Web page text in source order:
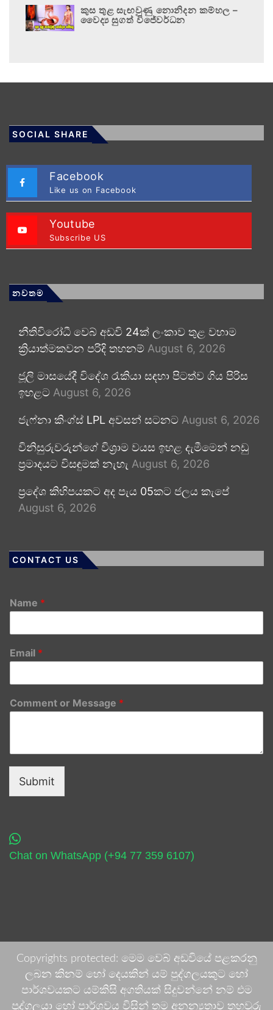
කුස තුළ සැඟවුණු නොනිදන කම්හල –
වෛද්‍ය සුගත් විජේවර්ධන
SOCIAL SHARE
Facebook
Like us on Facebook
Youtube
Subscribe US
නවතම
නීතිවිරෝධී වෙබ් අඩවි 24ක් ලංකාව තුළ වහාම
ක්‍රියාත්මකවන පරිදි තහනම් August 6, 2026
ජූලි මාසයේදී විදේශ රැකියා සඳහා පිටත්ව ගිය පිරිස
ඉහළට August 6, 2026
ජැෆ්නා කිංග්ස් LPL අවසන් සටනට August 6, 2026
විනිසුරුවරුන්ගේ විශ්‍රාම වයස ඉහළ දැමීමෙන් නඩු
ප්‍රමාදයට විසඳුමක් නැහැ August 6, 2026
ප්‍රදේශ කිහිපයකට අද පැය 05කට ජලය කැපේ
August 6, 2026
CONTACT US
Name *
Email *
Comment or Message *
Submit
Chat on WhatsApp (+94 77 359 6107)
Copyrights protected: මෙම වෙබ් අඩවියේ පළකරනු
ලබන කිනම් හෝ දෙයකින් යම් පුද්ගලයකුට හෝ
පාර්ශවයකට යම්කිසි අගතියක් සිදුවන්නේ නම් එම
පුද්ගලයා හෝ පාර්ශවය විසින් තම අනන්‍යතාව තහවුරු